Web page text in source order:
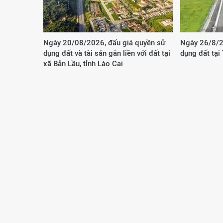
Ngày 20/08/2026, đấu giá quyền sử
dụng đất và tài sản gắn liền với đất tại
xã Bản Lầu, tỉnh Lào Cai
Ngày 26/8/
dụng đất tại